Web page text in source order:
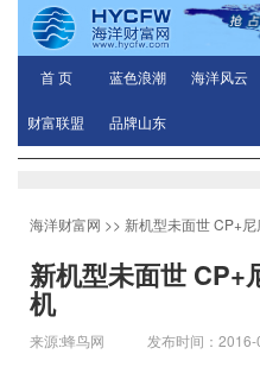
首 页 蓝色浪潮 海洋风云
财富联盟 品牌山东
海洋财富网 >> 新机型未面世 CP+
新机型未面世 CP+
机
来源:蜂鸟网 发布时间：2016-